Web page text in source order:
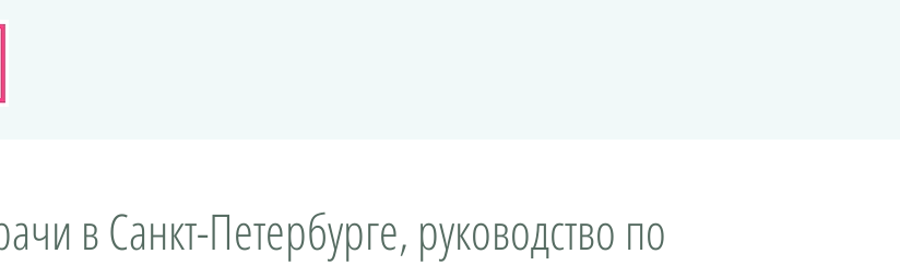
в Санкт-Петербурге, руководство по